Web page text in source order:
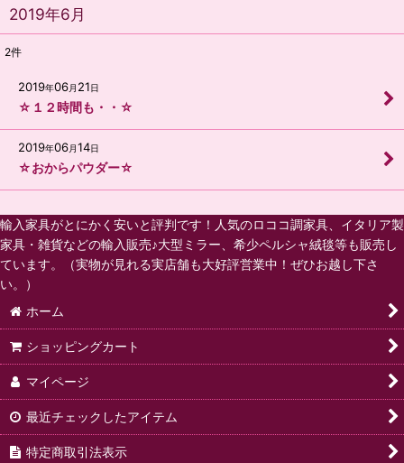
2019年6月
2件
2019年06月 21日
☆１２時間も・・☆
2019年06月14日
☆おからパウダー☆
輸入家具がとにかく安いと評判です！人気のロココ調家具、イタリア製
家具・雑貨などの輸入販売♪大型ミラー、希少ペルシャ絨毯等も販売し
ています。（実物が見れる実店舗も大好評営業中！ぜひお越し下さ
い。）
ホーム
ショッピングカート
マイページ
最近チェックしたアイテム
特定商取引法表示